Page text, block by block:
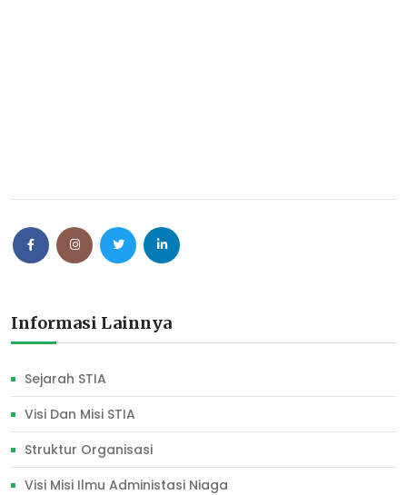
Informasi Lainnya
Sejarah STIA
Visi Dan Misi STIA
Struktur Organisasi
Visi Misi Ilmu Administasi Niaga